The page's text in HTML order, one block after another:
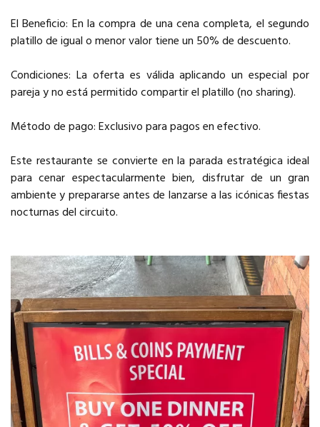
El Beneficio: En la compra de una cena completa, el segundo
platillo de igual o menor valor tiene un 50% de descuento.
Condiciones: La oferta es válida aplicando un especial por
pareja y no está permitido compartir el platillo (no sharing).
Método de pago: Exclusivo para pagos en efectivo.
Este restaurante se convierte en la parada estratégica ideal
para cenar espectacularmente bien, disfrutar de un gran
ambiente y prepararse antes de lanzarse a las icónicas fiestas
nocturnas del circuito.